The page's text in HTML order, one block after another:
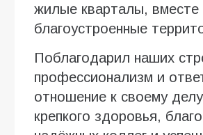
жилые кварталы, вместе
благоустроенные
Поблагодарил наших
профессионализм и
отношение к своему
крепкого здоровья,